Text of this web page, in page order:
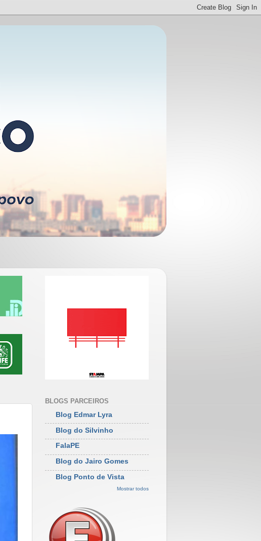
BLOGS PARCEIROS
Blog Edmar Lyra
Blog do Silvinho
FalaPE
Blog do Jairo Gomes
Blog Ponto de Vista
Mostrar todos